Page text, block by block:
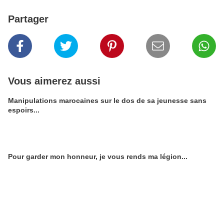
Partager
Vous aimerez aussi
Manipulations marocaines sur le dos de sa jeunesse sans
espoirs...
Pour garder mon honneur, je vous rends ma légion...